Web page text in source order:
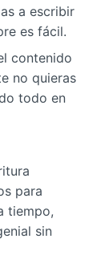
a escribir
es fácil.
contenido
no quieras
todo en
para
tiempo,
sin